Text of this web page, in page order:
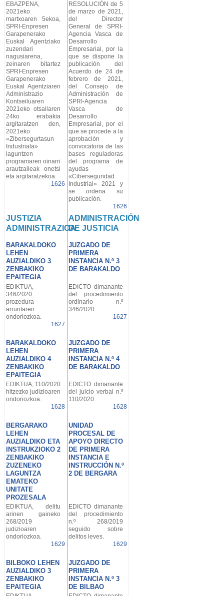
EBAZPENA,
2021eko
martxoaren 5ekoa,
SPRI-Enpresen
Garapenerako
Euskal Agentziako
zuzendari
nagusiarena,
zeinaren bitartez
SPRI-Enpresen
Garapenerako
Euskal Agentziaren
Administrazio
Kontseiluaren
2021eko otsailaren
24ko erabakia
argitaratzen den,
2021eko
«Zibersegurtasun
Industriala»
laguntzen
programaren oinarri
arautzaileak onetsi
eta argitaratzekoa.
1626
RESOLUCIÓN de 5
de marzo de 2021,
del Director
General de SPRI-
Agencia Vasca de
Desarrollo
Empresarial, por la
que se dispone la
publicación del
Acuerdo de 24 de
febrero de 2021,
del Consejo de
Administración de
SPRI-Agencia
Vasca de
Desarrollo
Empresarial, por el
que se procede a la
aprobación y
convocatoria de las
bases reguladoras
del programa de
ayudas
«Ciberseguridad
Industrial» 2021 y
se ordena su
publicación.
1626
JUSTIZIA
ADMINISTRAZIOA
BARAKALDOKO
LEHEN
AUZIALDIKO 3
ZENBAKIKO
EPAITEGIA
ADMINISTRACIÓN
DE JUSTICIA
JUZGADO DE
PRIMERA
INSTANCIA N.º 3
DE BARAKALDO
EDIKTUA,
346/2020
prozedura
arruntaren
ondoriozkoa.
1627
EDICTO dimanante
del procedimiento
ordinario n.º
346/2020.
1627
BARAKALDOKO
LEHEN
AUZIALDIKO 4
ZENBAKIKO
EPAITEGIA
JUZGADO DE
PRIMERA
INSTANCIA N.º 4
DE BARAKALDO
EDIKTUA, 110/2020
hitzezko judizioaren
ondoriozkoa.
1628
EDICTO dimanante
del juicio verbal n.º
110/2020.
1628
BERGARAKO
LEHEN
AUZIALDIKO ETA
INSTRUKZIOKO 2
ZENBAKIKO
ZUZENEKO
LAGUNTZA
EMATEKO
UNITATE
PROZESALA
UNIDAD
PROCESAL DE
APOYO DIRECTO
DE PRIMERA
INSTANCIA E
INSTRUCCIÓN N.º
2 DE BERGARA
EDIKTUA, delitu
arinen gaineko
268/2019
judizioaren
ondoriozkoa.
1629
EDICTO dimanante
del procedimiento
n.º 268/2019
seguido sobre
delitos leves.
1629
BILBOKO LEHEN
AUZIALDIKO 3
ZENBAKIKO
EPAITEGIA
JUZGADO DE
PRIMERA
INSTANCIA N.º 3
DE BILBAO